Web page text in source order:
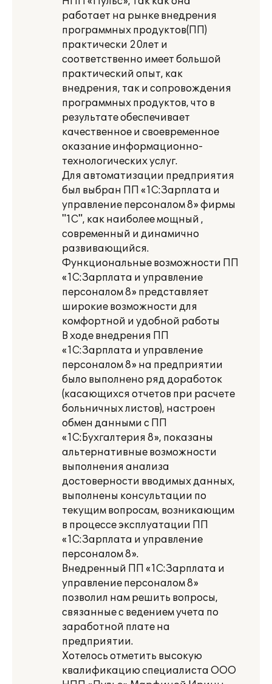
работает на рынке внедрения
программных продуктов(ПП)
практически 20лет и
соответственно имеет большой
практический опыт, как
внедрения, так и сопровождения
программных продуктов, что в
результате обеспечивает
качественное и своевременное
оказание информационно-
технологических услуг.
Для автоматизации предприятия
был выбран ПП «1С:Зарплата и
управление персоналом 8» фирмы
"1С", как наиболее мощный ,
современный и динамично
развивающийся.
Функциональные возможности ПП
«1С:Зарплата и управление
персоналом 8» представляет
широкие возможности для
комфортной и удобной работы
В ходе внедрения ПП
«1С:Зарплата и управление
персоналом 8» на предприятии
было выполнено ряд доработок
(касающихся отчетов при расчете
больничных листов), настроен
обмен данными с ПП
«1С:Бухгалтерия 8», показаны
альтернативные возможности
выполнения анализа
достоверности вводимых данных,
выполнены консультации по
текущим вопросам, возникающим
в процессе эксплуатации ПП
«1С:Зарплата и управление
персоналом 8».
Внедренный ПП «1С:Зарплата и
управление персоналом 8»
позволил нам решить вопросы,
связанные с ведением учета по
заработной плате на
предприятии.
Хотелось отметить высокую
квалификацию специалиста ООО